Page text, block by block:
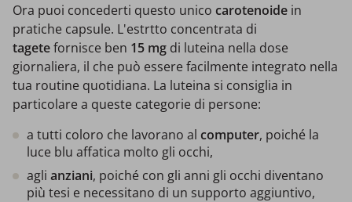
Ora puoi concederti questo unico carotenoide in
pratiche capsule. L'estrtto concentrata di
tagetefornisce ben 15 mg di luteina nella dose
giornaliera, il che può essere facilmente integrato nella
tua routine quotidiana. La luteina si consiglia in
particolare a queste categorie di persone:
a tutti coloro che lavorano al computer, poiché la
luce blu affatica molto gli occhi,
agli anziani, poiché con gli anni gli occhi diventano
più tesi e necessitano di un supporto aggiuntivo,